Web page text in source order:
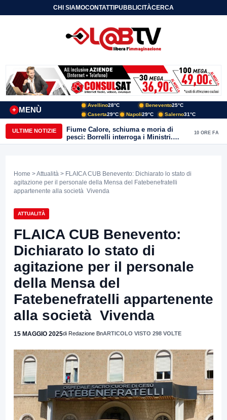
CHI SIAMOCONTATTIPUBBLICITÀCERCA
MENÙ
+
Avellino28°C Benevento25°C
Caserta29°C Napoli29°C Salerno31°C
ULTIME NOTIZIE
Fiume Calore, schiuma e moria di
pesci: Borrelli interroga i Ministri.
“Benevento paga l’assenza del
10 ORE FA
Home >Attualità > FLAICA CUB Benevento: Dichiarato lo stato di
agitazione per il personale della Mensa del Fatebenefratelli
appartenente alla società Vivenda
ATTUALITÀ
FLAICA CUB Benevento:
Dichiarato lo stato di
agitazione per il personale
della Mensa del
Fatebenefratelli appartenente
alla società Vivenda
15 MAGGIO 2025di Redazione BnARTICOLO VISTO 298 VOLTE